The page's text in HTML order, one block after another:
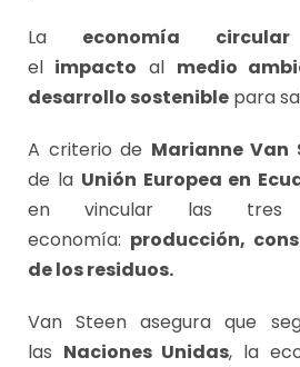
La economía circular
el impacto al medio
desarrollo sostenible para
A criterio de Marianne Van
de la Unión Europea en
en vincular las
economía: producción,
de los residuos.
Van Steen asegura que
las Naciones Unidas, la